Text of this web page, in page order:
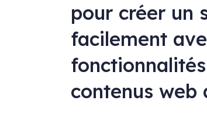
pour créer un
facilement
contenus web